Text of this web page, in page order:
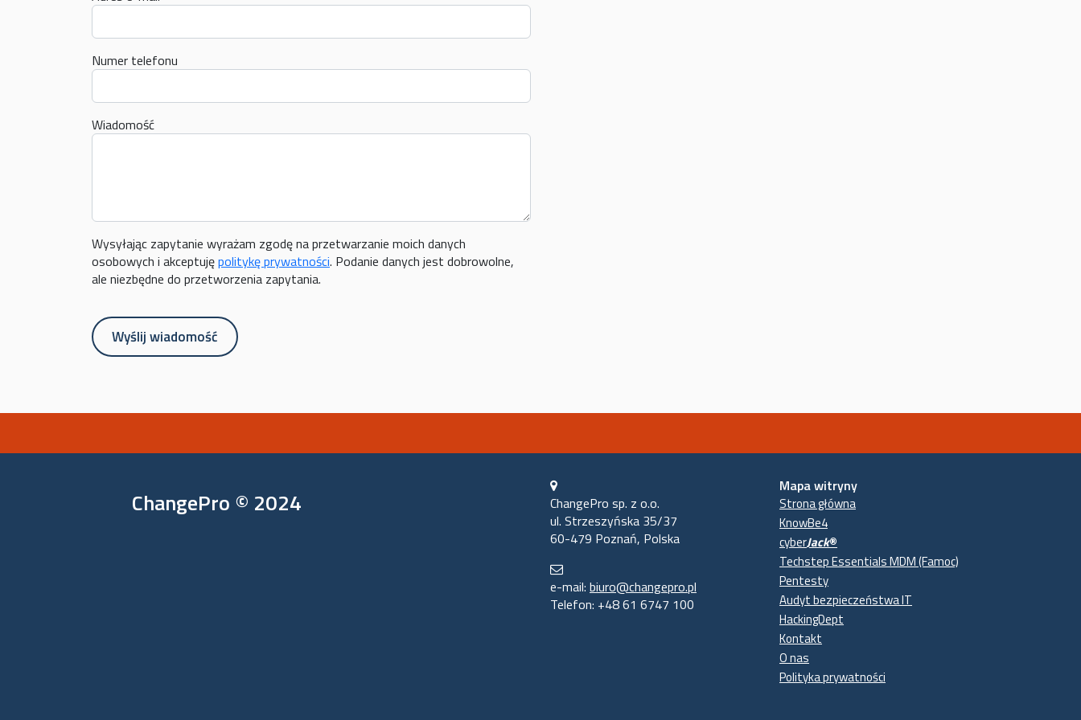
Numer telefonu
Wiadomość
Wysyłając zapytanie wyrażam zgodę na przetwarzanie moich danych
osobowych i akceptujępolitykę prywatności. Podanie danych jest dobrowolne,
ale niezbędne do przetworzenia zapytania.
biuro@changepro.pl
ChangePro © 2024
ChangePro sp. z o.o.
ul. Strzeszyńska 35/37
60-479 Poznań, Polska
e-mail: biuro@changepro.pl
Telefon: +48 61 6747 100
Mapa witryny
Strona główna
KnowBe4
cyberJack®
Techstep Essentials MDM (Famoc)
Pentesty
Audyt bezpieczeństwa IT
HackingDept
Kontakt
O nas
Polityka prywatności